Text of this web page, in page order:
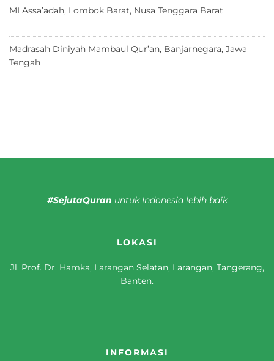
MI Assa’adah, Lombok Barat, Nusa Tenggara Barat
Madrasah Diniyah Mambaul Qur’an, Banjarnegara, Jawa
Tengah
#SejutaQuran untuk Indonesia lebih baik
LOKASI
Jl. Prof. Dr. Hamka, Larangan Selatan, Larangan, Tangerang,
Banten.
INFORMASI